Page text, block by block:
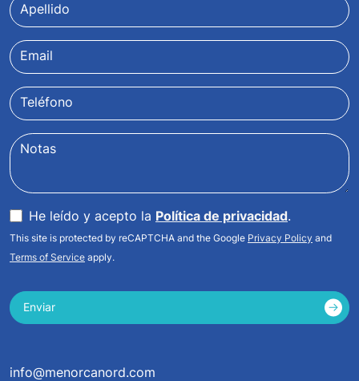
Apellido
Email
Teléfono
Notas
He leído y acepto la Política de privacidad.
This site is protected by reCAPTCHA and the Google Privacy Policy and
Terms of Service apply.
Enviar
info@menorcanord.com